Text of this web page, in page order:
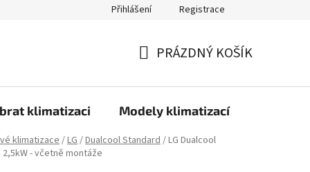
Přihlášení Registrace
KOŠÍK
PRÁZDNÝ KOŠÍK
klimatizaci Modely klimatizací
klimatizace/LG/Dualcool Standard/LG Dualcool
- včetně montáže